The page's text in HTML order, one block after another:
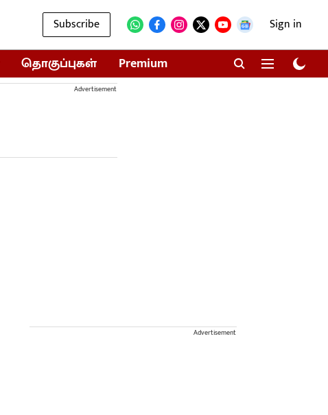
Subscribe Sign in
தொகுப்புகள் Premium
Advertisement
Advertisement